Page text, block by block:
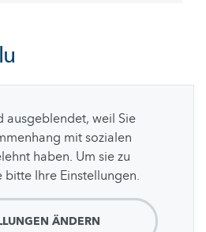
ausgeblendet, weil Sie
mit sozialen
haben. Um sie zu
bitte Ihre Einstellungen.
ÄNDERN